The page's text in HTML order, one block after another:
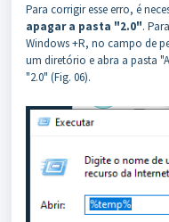
Para corrigir esse erro, é
apagar a pasta "2.0".
Windows +R, no campo de
um diretório e abra a pasta
"2.0" (Fig. 06).